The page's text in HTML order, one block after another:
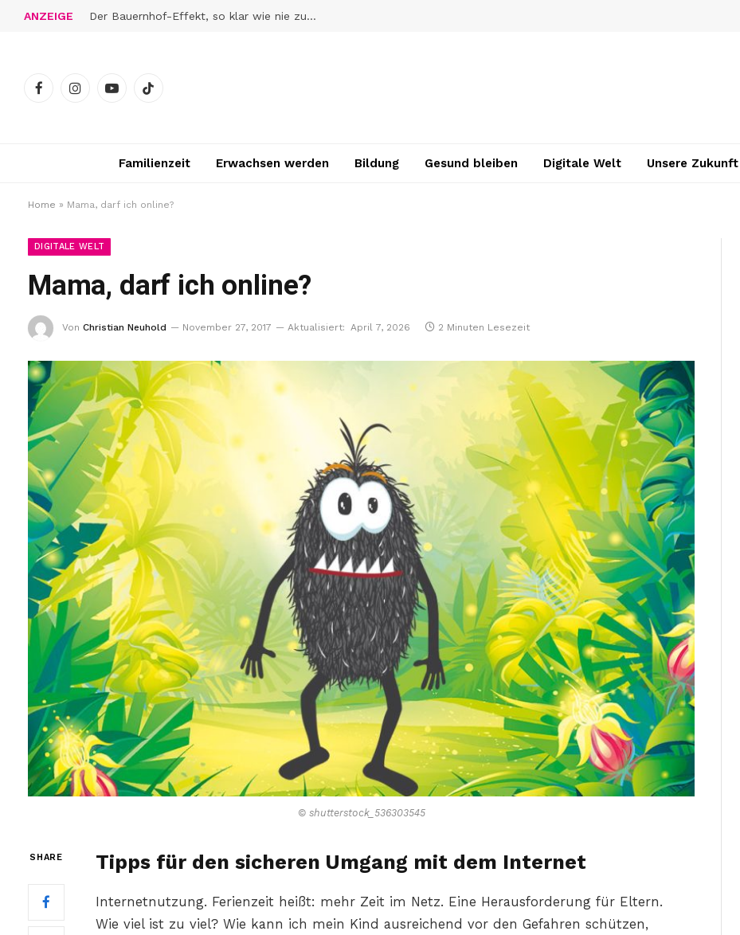
ANZEIGE Der Bauernhof-Effekt, so klar wie nie zuvor
FacebookInstagramYouTubeTikTok
Familienzeit Erwachsen werden Bildung Gesund bleiben Digitale Welt Unsere Zukunft
Home » Mama, darf ich online?
DIGITALE WELT
Mama, darf ich online?
Von Christian Neuhold November 27, 2017 Aktualisiert: April 7, 2026 2 Minuten Lesezeit
© shutterstock_536303545
SHARE Tipps für den sicheren Umgang mit dem Internet
Internetnutzung. Ferienzeit heißt: mehr Zeit im Netz. Eine Herausforderung für Eltern.
Wie viel ist zu viel? Wie kann ich mein Kind ausreichend vor den Gefahren schützen,